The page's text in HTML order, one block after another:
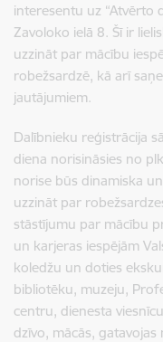
interesentu uz “Atvērto
Zavoloko ielā 8. Šī ir
uzzināt par mācību
robežsardzē, kā arī
jautājumiem.
Dalībnieku reģistrācija
diena norisināsies no
norise būs dinamiska
uzzināt par
stāstījumu par mācību
un karjeras iespējām
koledžu un doties
bibliotēku, muzeju,
centru, dienesta
dzīvo, mācās,